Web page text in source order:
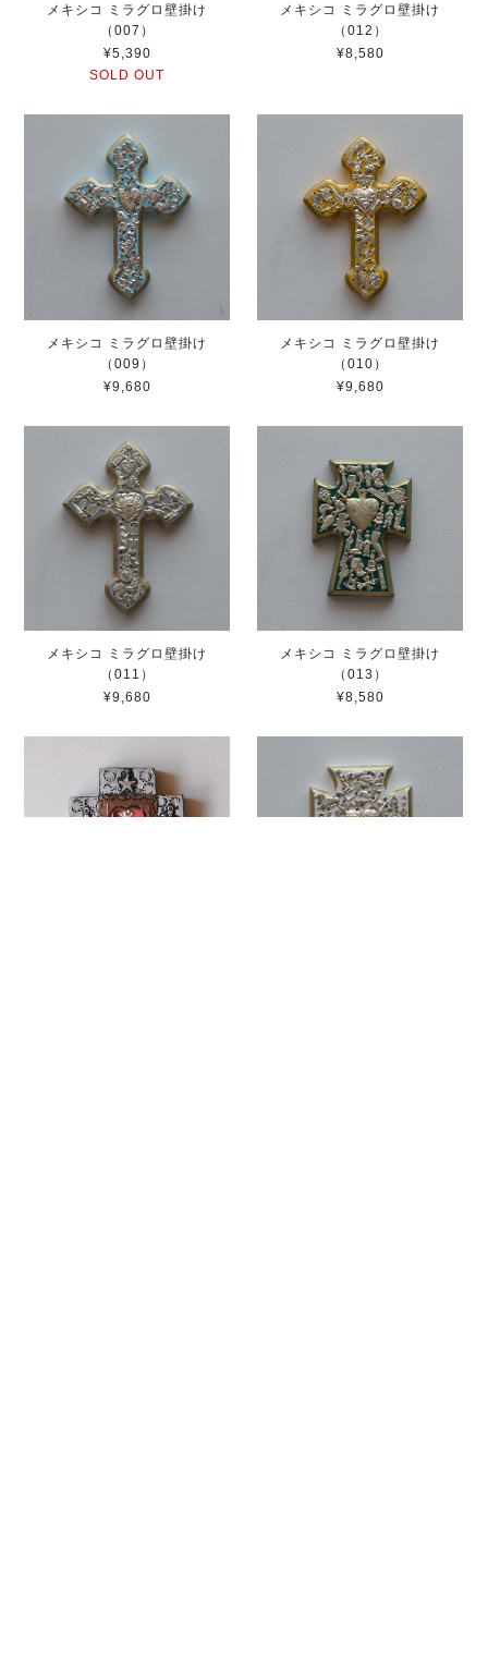
メキシコ ミラグロ壁掛け
（007）
¥5,390
SOLD OUT
メキシコ ミラグロ壁掛け
（012）
¥8,580
メキシコ ミラグロ壁掛け
（009）
¥9,680
メキシコ ミラグロ壁掛け
（010）
¥9,680
メキシコ ミラグロ壁掛け
（011）
¥9,680
メキシコ ミラグロ壁掛け
（013）
¥8,580